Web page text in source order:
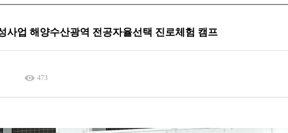
사업 해양수산광역 전공자율선택 진로체험 캠프
473